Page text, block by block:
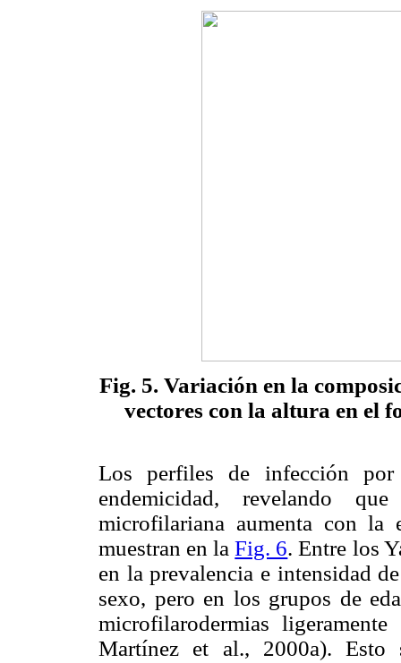
Fig. 5. Variación en la
vectores con la altura en el
Los perfiles de infección
endemicidad, revelando
microfilariana aumenta con la
muestran en laFig. 6. Entre los
en la prevalencia e intensidad
sexo, pero en los grupos de
microfilarodermias
Martínez et al., 2000a). Esto